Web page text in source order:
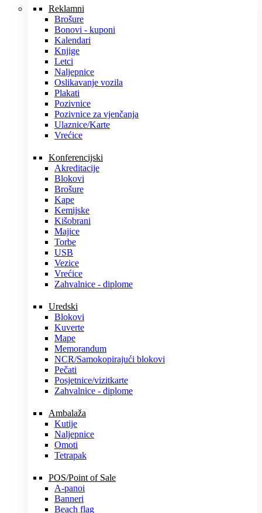
Reklamni
Brošure
Bonovi - kuponi
Kalendari
Knjige
Letci
Naljepnice
Oslikavanje vozila
Plakati
Pozivnice
Pozivnice za vjenčanja
Ulaznice/Karte
Vrećice
Konferencijski
Akreditacije
Blokovi
Brošure
Kape
Kemijske
Kišobrani
Majice
Torbe
USB
Vezice
Vrećice
Zahvalnice - diplome
Uredski
Blokovi
Kuverte
Mape
Memorandum
NCR/Samokopirajući blokovi
Pečati
Posjetnice/vizitkarte
Zahvalnice - diplome
Ambalaža
Kutije
Naljepnice
Omoti
Tetrapak
POS/Point of Sale
A-panoi
Banneri
Beach flag